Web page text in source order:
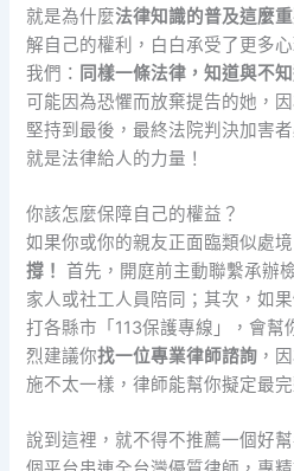
就是為什麼法律知識的普及這麼
解自己的權利，白白承受了更多
我們： 同樣一條法律，知道與不
可能因為恐懼而放棄提告的她，
堅持到最後，最終法院判決加害
就是法律給人的力量！
你該怎麼保障自己的權益？
如果你或你的親友正面臨類似處境
撐！ 首先，開庭前主動聯繫承辦
家人或社工人員陪同；其次，如
打各縣市「113保護專線」，會幫
烈建議你找一位專業律師諮詢 ，
施不太一樣，律師能幫你擬定最完
說到這裡，就不得不推薦一個好